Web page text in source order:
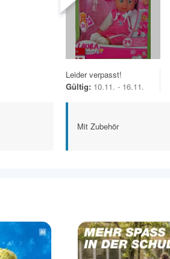
Leider verpasst!
Gültig: 10.11. - 16.11.
Mit Zubehör